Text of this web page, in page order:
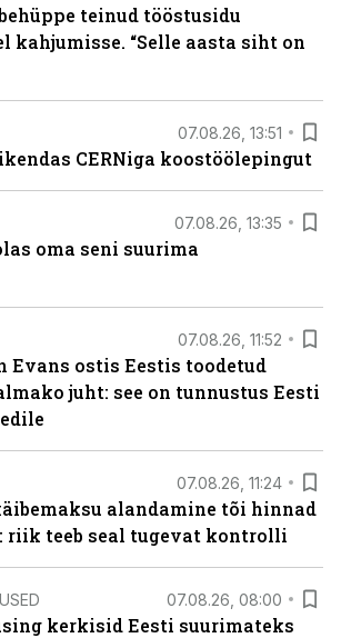
teinud tööstusidu
kahjumisse. “Selle aasta siht on
07.08.26, 13:51
CERNiga koostöölepingut
07.08.26, 13:35
oma seni suurima
07.08.26, 11:52
Evans ostis Eestis toodetud
juht: see on tunnustus Eesti
07.08.26, 11:24
alandamine tõi hinnad
riik teeb seal tugevat kontrolli
07.08.26, 08:00
kerkisid Eesti suurimateks